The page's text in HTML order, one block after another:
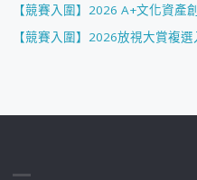
【競賽入圍】2026 A+文化資產
【競賽入圍】2026放視大賞複